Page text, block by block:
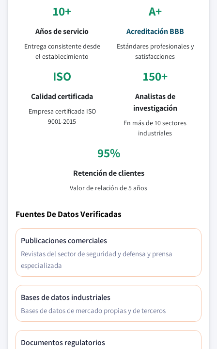
10+
Años de servicio
Entrega consistente desde
el establecimiento
A+
Acreditación BBB
Estándares profesionales y
satisfacciones
ISO
Calidad certificada
Empresa certificada ISO
9001-2015
150+
Analistas de
investigación
En más de 10 sectores
industriales
95%
Retención de clientes
Valor de relación de 5 años
Fuentes De Datos Verificadas
Publicaciones comerciales
Revistas del sector de seguridad y defensa y prensa
especializada
Bases de datos industriales
Bases de datos de mercado propias y de terceros
Documentos regulatorios